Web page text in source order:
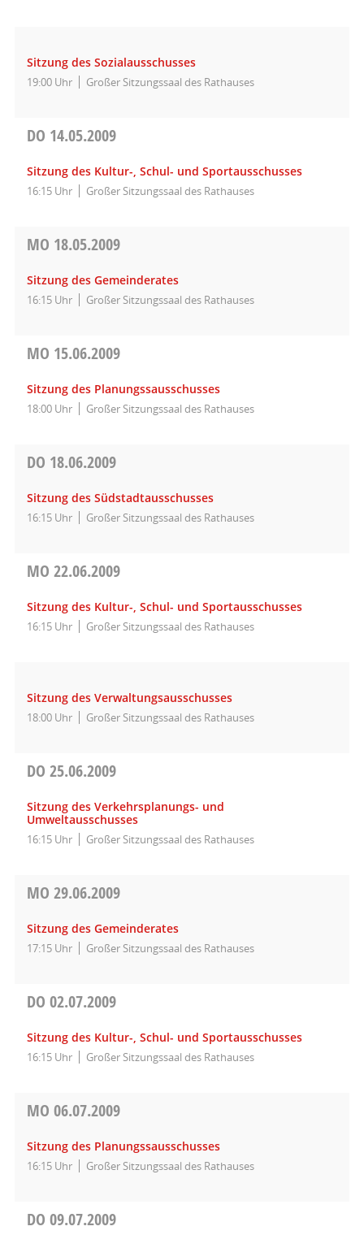
Sitzung des Sozialausschusses
19:00 Uhr Großer Sitzungssaal des Rathauses
DO 14.05.2009
Sitzung des Kultur-, Schul- und Sportausschusses
16:15 Uhr Großer Sitzungssaal des Rathauses
MO 18.05.2009
Sitzung des Gemeinderates
16:15 Uhr Großer Sitzungssaal des Rathauses
MO 15.06.2009
Sitzung des Planungssausschusses
18:00 Uhr Großer Sitzungssaal des Rathauses
DO 18.06.2009
Sitzung des Südstadtausschusses
16:15 Uhr Großer Sitzungssaal des Rathauses
MO 22.06.2009
Sitzung des Kultur-, Schul- und Sportausschusses
16:15 Uhr Großer Sitzungssaal des Rathauses
Sitzung des Verwaltungsausschusses
18:00 Uhr Großer Sitzungssaal des Rathauses
DO 25.06.2009
Sitzung des Verkehrsplanungs- und
Umweltausschusses
16:15 Uhr Großer Sitzungssaal des Rathauses
MO 29.06.2009
Sitzung des Gemeinderates
17:15 Uhr Großer Sitzungssaal des Rathauses
DO 02.07.2009
Sitzung des Kultur-, Schul- und Sportausschusses
16:15 Uhr Großer Sitzungssaal des Rathauses
MO 06.07.2009
Sitzung des Planungssausschusses
16:15 Uhr Großer Sitzungssaal des Rathauses
DO 09.07.2009